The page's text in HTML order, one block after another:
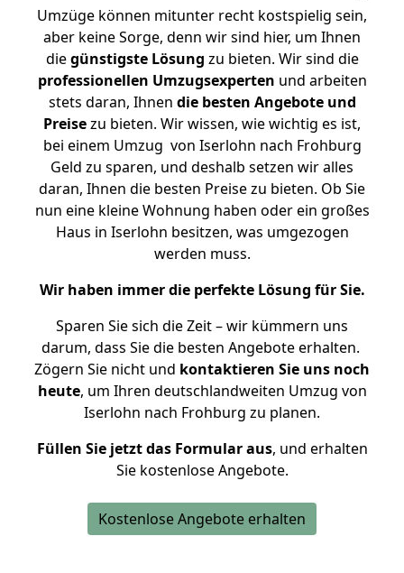
Umzüge können mitunter recht kostspielig sein,
aber keine Sorge, denn wir sind hier, um Ihnen
diegünstigste Lösung zu bieten. Wir sind die
professionellen Umzugsexperten und arbeiten
stets daran, Ihnen die besten Angebote und
Preisezu bieten. Wir wissen, wie wichtig es ist,
bei einem Umzug von Iserlohn nach Frohburg
Geld zu sparen, und deshalb setzen wir alles
daran, Ihnen die besten Preise zu bieten. Ob Sie
nun eine kleine Wohnung haben oder ein großes
Haus in Iserlohn besitzen, was umgezogen
werden muss.
Wir haben immer die perfekte Lösung für Sie.
Sparen Sie sich die Zeit – wir kümmern uns
darum, dass Sie die besten Angebote erhalten.
Zögern Sie nicht und kontaktieren Sie uns noch
heute, um Ihren deutschlandweiten Umzug von
Iserlohn nach Frohburg zu planen.
Füllen Sie jetzt das Formular aus, und erhalten
Sie kostenlose Angebote.
Kostenlose Angebote erhalten